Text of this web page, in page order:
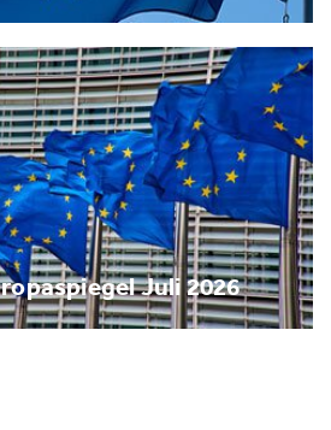
Juli 2026